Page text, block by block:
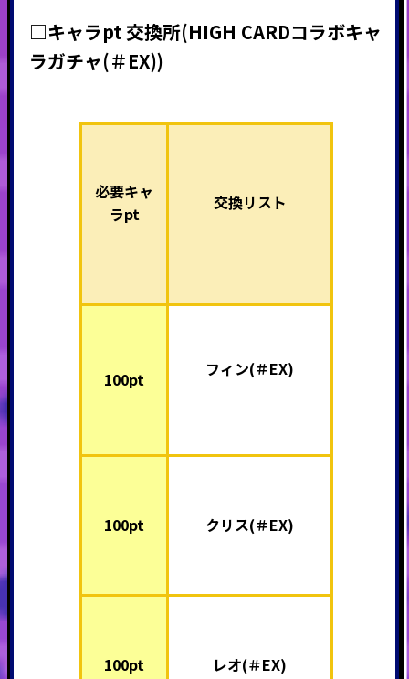
□キャラpt 交換所(HIGH CARDコラボキャ
ラガチャ(＃EX))
必要キャ
ラpt
交換リスト
100pt フィン(＃EX)
100pt クリス(＃EX)
100pt レオ(＃EX)